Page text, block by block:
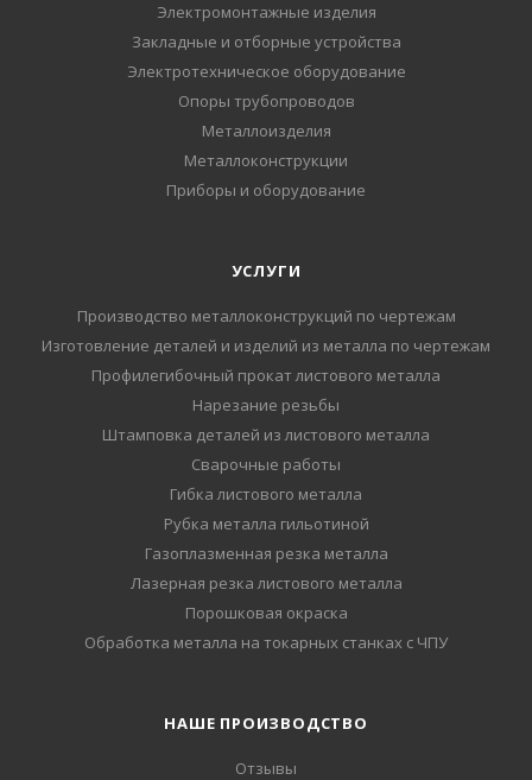
Электромонтажные изделия
Закладные и отборные устройства
Электротехническое оборудование
Опоры трубопроводов
Металлоизделия
Металлоконструкции
Приборы и оборудование
УСЛУГИ
Производство металлоконструкций по чертежам
Изготовление деталей и изделий из металла по чертежам
Профилегибочный прокат листового металла
Нарезание резьбы
Штамповка деталей из листового металла
Сварочные работы
Гибка листового металла
Рубка металла гильотиной
Газоплазменная резка металла
Лазерная резка листового металла
Порошковая окраска
Обработка металла на токарных станках с ЧПУ
НАШЕ ПРОИЗВОДСТВО
Отзывы